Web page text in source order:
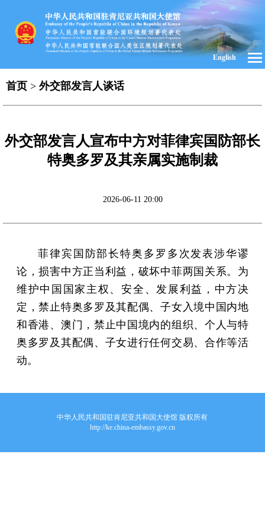
English
首页 > 外交部发言人谈话
外交部发言人宣布中方对菲律宾国防部长
特奥多罗及其亲属实施制裁
2026-06-11 20:00
菲律宾国防部长特奥多罗多次发表涉华谬
论，损害中方正当利益，破坏中菲两国关系。为
维护中国国家主权、安全、发展利益，中方决
定，禁止特奥多罗及其配偶、子女入境中国内地
和香港、澳门，禁止中国境内的组织、个人与特
奥多罗及其配偶、子女进行任何交易、合作等活
动。
中华人民共和国驻肯尼亚共和国大使馆 版权所有
http://ke.china-embassy.gov.cn